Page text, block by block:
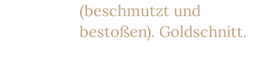
(beschmutzt und
bestoßen). Goldschnitt.